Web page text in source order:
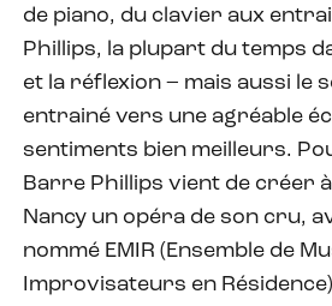
de piano, du clavier aux
Phillips, la plupart du temps
et la réflexion – mais aussi le
entrainé vers une agréable
sentiments bien meilleurs.
Barre Phillips vient de créer
Nancy un opéra de son cru,
nommé EMIR (Ensemble de
Improvisateurs en